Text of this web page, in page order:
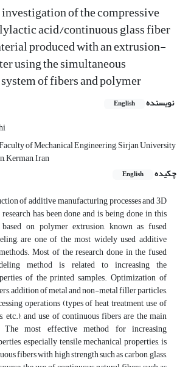
of the compressive
acid/continuous glass fiber
produced with an extrusion-
using the simultaneous
of fibers and polymer
نویسنده English
of Mechanical Engineering, Sirjan University
Kerman, Iran
چکیده
English
of additive manufacturing processes and 3D
has been done and is being done in this
on polymer extrusion, known as fused
are one of the most widely used additive
Most of the research done in the fused
method is related to increasing the
of the printed samples. Optimization of
addition of metal and non-metal filler particles,
operations (types of heat treatment, use of
etc.), and use of continuous fibers are the main
The most effective method for increasing
especially tensile mechanical properties, is
fibers with high strength such as carbon, glass,